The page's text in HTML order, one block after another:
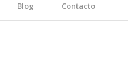
Blog Contacto